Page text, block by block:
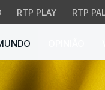
RTP PLAY RTP